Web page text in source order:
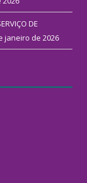
DE
janeiro de 2026